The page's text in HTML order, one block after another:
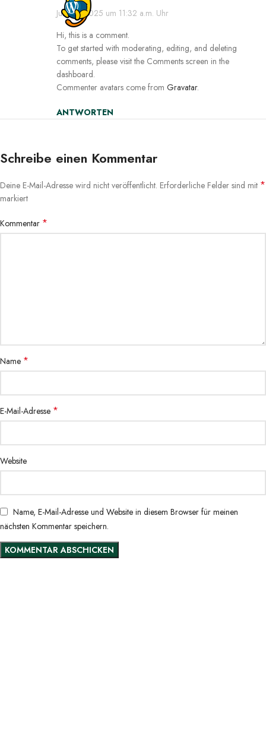
Juni 18, 2025 um 11:32 a.m. Uhr
Hi, this is a comment.
To get started with moderating, editing, and deleting
comments, please visit the Comments screen in the
dashboard.
Commenter avatars come from Gravatar.
ANTWORTEN
Schreibe einen Kommentar
Deine E-Mail-Adresse wird nicht veröffentlicht. Erforderliche Felder sind mit *
markiert
Kommentar *
Name *
E-Mail-Adresse *
Website
Name, E-Mail-Adresse und Website in diesem Browser für meinen
nächsten Kommentar speichern.